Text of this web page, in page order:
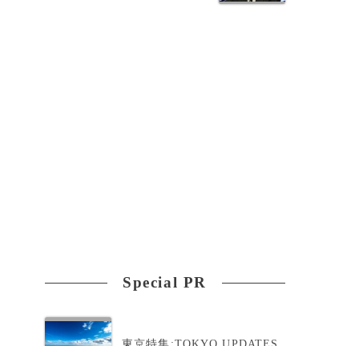
Special PR
東京特集:TOKYO UPDATES